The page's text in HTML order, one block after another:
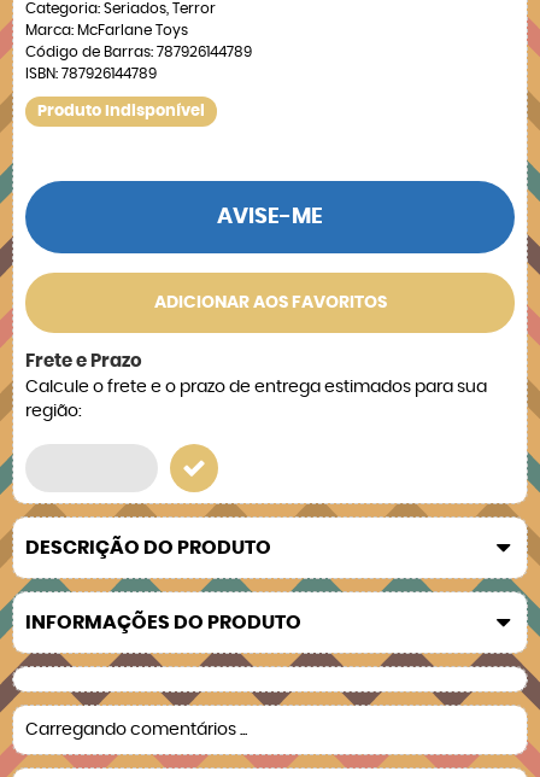
Categoria: Seriados
Terror
Marca: McFarlane Toys
Código de Barras: 787926144789
ISBN: 787926144789
Produto Indisponível
AVISE-ME
ADICIONAR AOS FAVORITOS
Frete e Prazo
Calcule o frete e o prazo de entrega estimados para sua
região:
DESCRIÇÃO DO PRODUTO
INFORMAÇÕES DO PRODUTO
Carregando comentários ...